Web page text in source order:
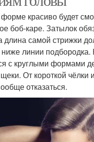
красиво будет
боб-каре. Затылок
длина самой стрижки
линии подбородка.
с круглыми формами
От короткой чёлки
отказаться.